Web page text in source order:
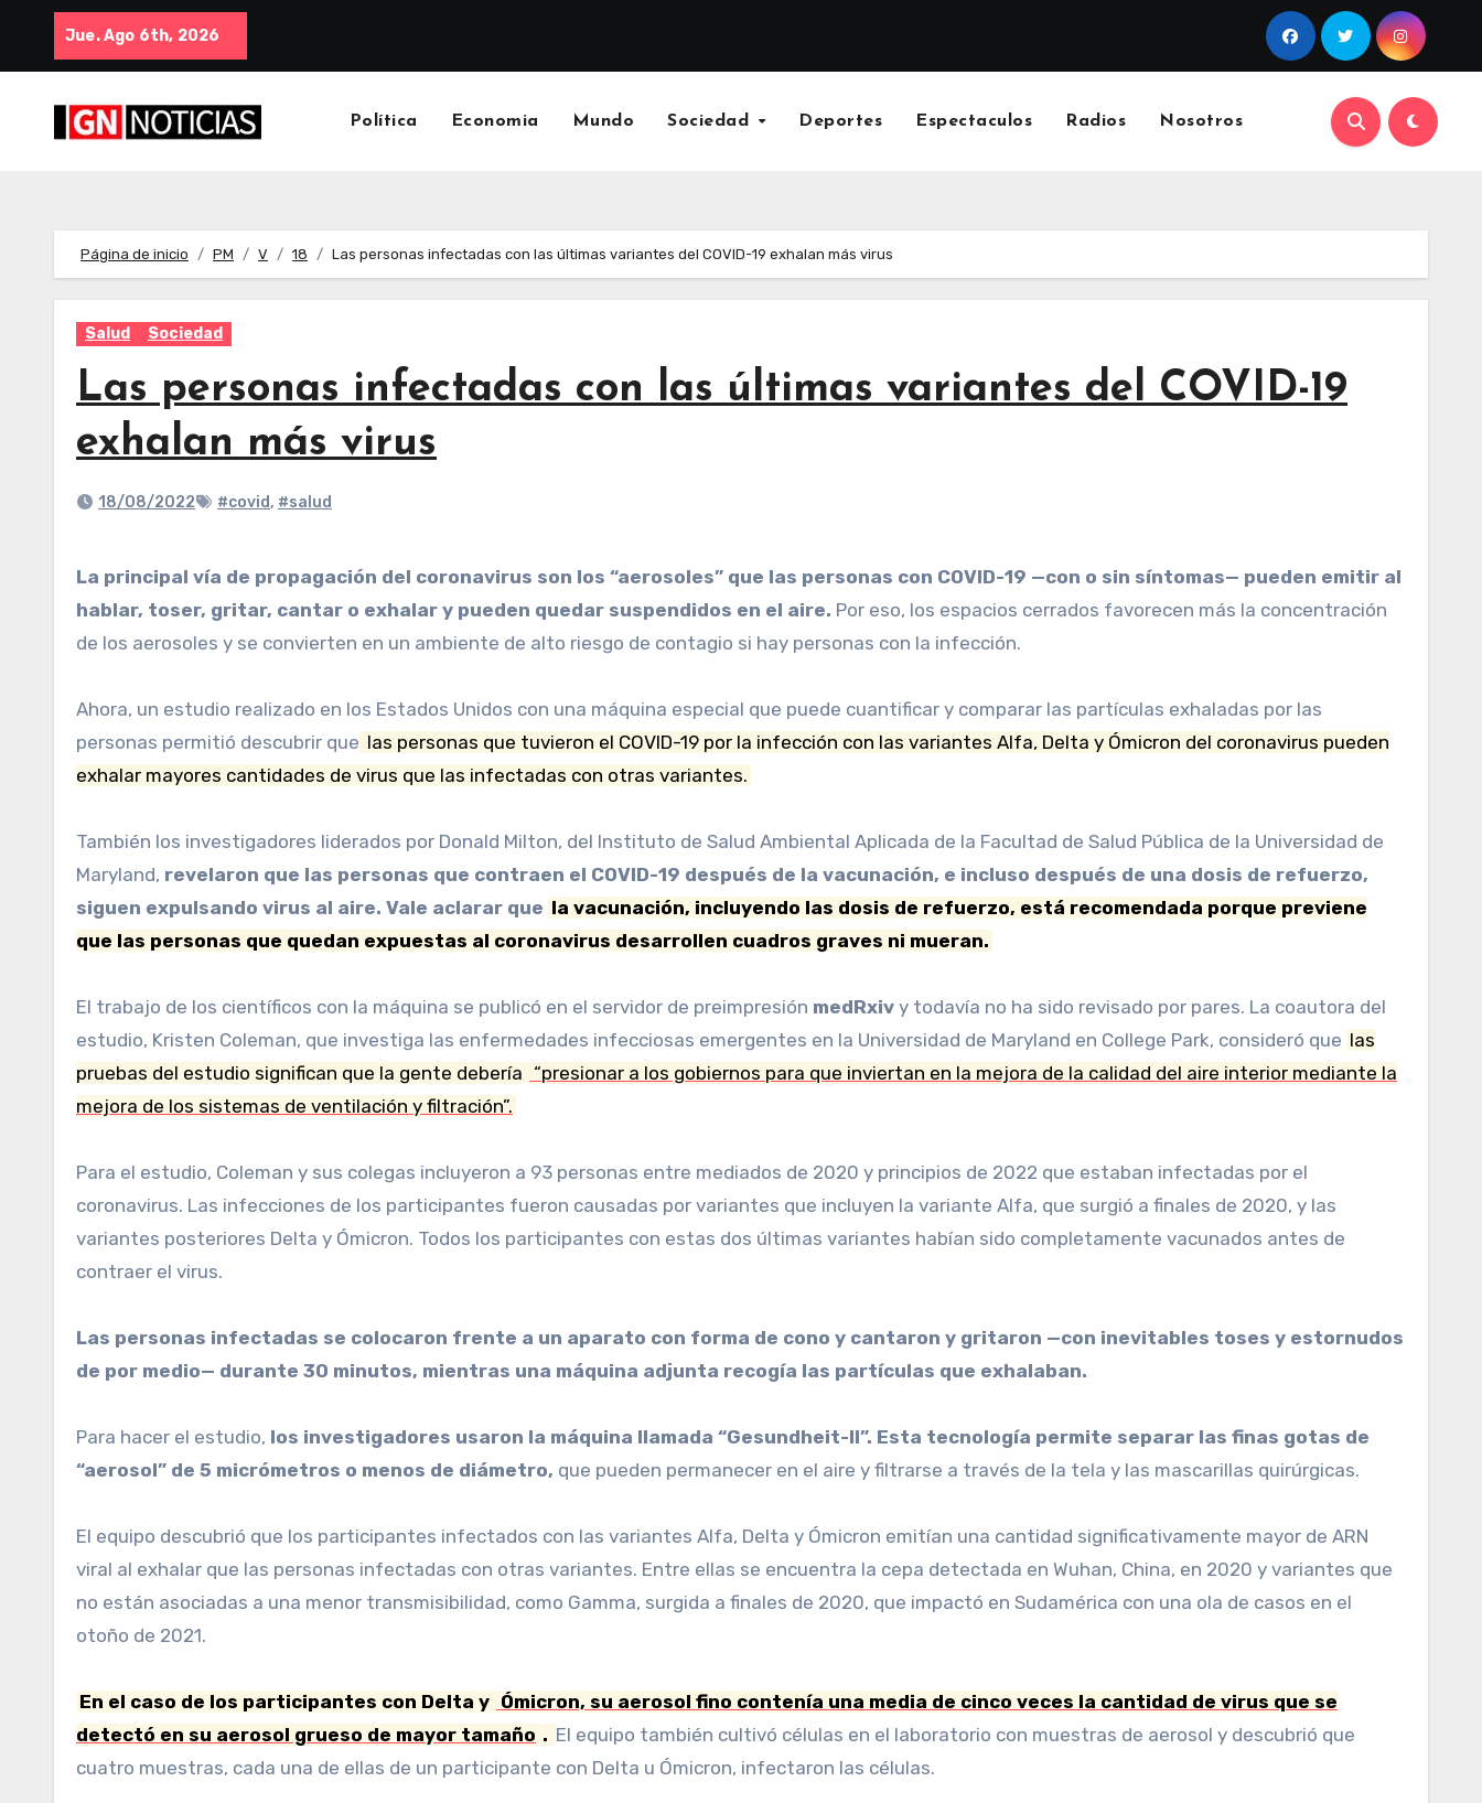
Jue. Ago 6th, 2026
Política Economia Mundo Sociedad Deportes Espectaculos Radios Nosotros
Página de inicio PM V 18 Las personas infectadas con las últimas variantes del COVID-19 exhalan más virus
Salud Sociedad
Las personas infectadas con las últimas variantes del COVID-19
exhalan más virus
18/08/2022 #covid, #salud
La principal vía de propagación del coronavirus son los “aerosoles” que las personas con COVID-19 —con o sin síntomas— pueden emitir al
hablar, toser, gritar, cantar o exhalar y pueden quedar suspendidos en el aire. Por eso, los espacios cerrados favorecen más la concentración
de los aerosoles y se convierten en un ambiente de alto riesgo de contagio si hay personas con la infección.
Ahora, un estudio realizado en los Estados Unidos con una máquina especial que puede cuantificar y comparar las partículas exhaladas por las
personas permitió descubrir que las personas que tuvieron el COVID-19 por la infección con las variantes Alfa, Delta y Ómicron del coronavirus pueden
exhalar mayores cantidades de virus que las infectadas con otras variantes.
También los investigadores liderados por Donald Milton, del Instituto de Salud Ambiental Aplicada de la Facultad de Salud Pública de la Universidad de
Maryland, revelaron que las personas que contraen el COVID-19 después de la vacunación, e incluso después de una dosis de refuerzo,
siguen expulsando virus al aire. Vale aclarar que la vacunación, incluyendo las dosis de refuerzo, está recomendada porque previene
que las personas que quedan expuestas al coronavirus desarrollen cuadros graves ni mueran.
El trabajo de los científicos con la máquina se publicó en el servidor de preimpresión medRxiv y todavía no ha sido revisado por pares. La coautora del
estudio, Kristen Coleman, que investiga las enfermedades infecciosas emergentes en la Universidad de Maryland en College Park, consideró que las
pruebas del estudio significan que la gente debería “presionar a los gobiernos para que inviertan en la mejora de la calidad del aire interior mediante la
mejora de los sistemas de ventilación y filtración”.
Para el estudio, Coleman y sus colegas incluyeron a 93 personas entre mediados de 2020 y principios de 2022 que estaban infectadas por el
coronavirus. Las infecciones de los participantes fueron causadas por variantes que incluyen la variante Alfa, que surgió a finales de 2020, y las
variantes posteriores Delta y Ómicron. Todos los participantes con estas dos últimas variantes habían sido completamente vacunados antes de
contraer el virus.
Las personas infectadas se colocaron frente a un aparato con forma de cono y cantaron y gritaron —con inevitables toses y estornudos
de por medio— durante 30 minutos, mientras una máquina adjunta recogía las partículas que exhalaban.
Para hacer el estudio, los investigadores usaron la máquina llamada “Gesundheit-II”. Esta tecnología permite separar las finas gotas de
“aerosol” de 5 micrómetros o menos de diámetro, que pueden permanecer en el aire y filtrarse a través de la tela y las mascarillas quirúrgicas.
El equipo descubrió que los participantes infectados con las variantes Alfa, Delta y Ómicron emitían una cantidad significativamente mayor de ARN
viral al exhalar que las personas infectadas con otras variantes. Entre ellas se encuentra la cepa detectada en Wuhan, China, en 2020 y variantes que
no están asociadas a una menor transmisibilidad, como Gamma, surgida a finales de 2020, que impactó en Sudamérica con una ola de casos en el
otoño de 2021.
En el caso de los participantes con Delta y Ómicron, su aerosol fino contenía una media de cinco veces la cantidad de virus que se
detectó en su aerosol grueso de mayor tamaño . El equipo también cultivó células en el laboratorio con muestras de aerosol y descubrió que
cuatro muestras, cada una de ellas de un participante con Delta u Ómicron, infectaron las células.